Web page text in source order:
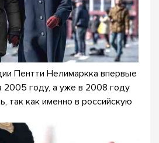
Пентти Нелимаркка впервые
2005 году, а уже в 2008 году
так как именно в российскую